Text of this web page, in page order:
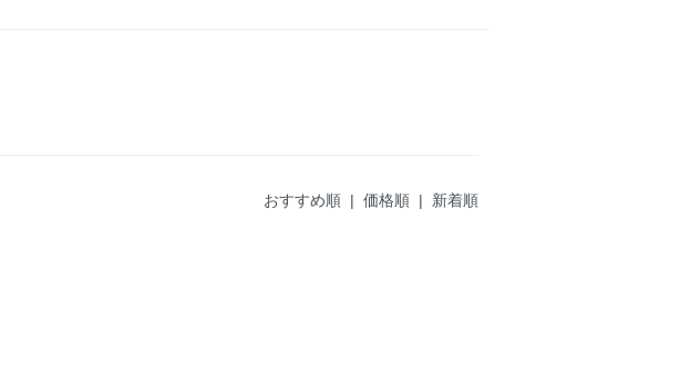
おすすめ順 | 価格順 | 新着順